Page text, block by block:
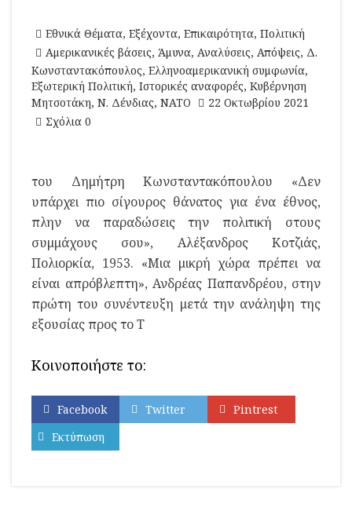
Εθνικά Θέματα, Εξέχοντα, Επικαιρότητα, Πολιτική
Αμερικανικές βάσεις, Άμυνα, Αναλύσεις, Απόψεις, Δ.
Κωνσταντακόπουλος, Ελληνοαμερικανική συμφωνία,
Εξωτερική Πολιτική, Ιστορικές αναφορές, Κυβέρνηση
Μητσοτάκη, Ν. Δένδιας, ΝΑΤΟ
22 Οκτωβρίου 2021
Σχόλια 0
του Δημήτρη Κωνσταντακόπουλου «Δεν
υπάρχει πιο σίγουρος θάνατος για ένα έθνος,
πλην να παραδώσεις την πολιτική στους
συμμάχους σου», Αλέξανδρος Κοτζιάς,
Πολιορκία, 1953. «Μια μικρή χώρα πρέπει να
είναι απρόβλεπτη», Ανδρέας Παπανδρέου, στην
πρώτη του συνέντευξη μετά την ανάληψη της
εξουσίας προς το T
Κοινοποιήστε το:
Facebook Twitter
Pintrest
Εκτύπωση